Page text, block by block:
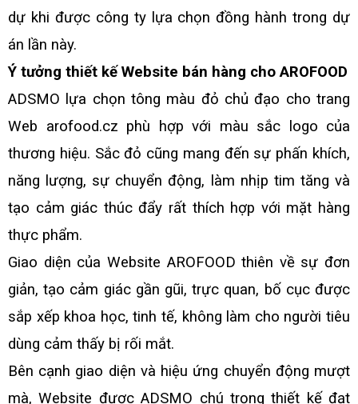
dự khi được công ty lựa chọn đồng hành trong dự
án lần này.
Ý tưởng thiết kế Website bán hàng cho AROFOOD
ADSMO lựa chọn tông màu đỏ chủ đạo cho trang
Web arofood.cz phù hợp với màu sắc logo của
thương hiệu. Sắc đỏ cũng mang đến sự phấn khích,
năng lượng, sự chuyển động, làm nhịp tim tăng và
tạo cảm giác thúc đẩy rất thích hợp với mặt hàng
thực phẩm.
Giao diện của Website AROFOOD thiên về sự đơn
giản, tạo cảm giác gần gũi, trực quan, bố cục được
sắp xếp khoa học, tinh tế, không làm cho người tiêu
dùng cảm thấy bị rối mắt.
Bên cạnh giao diện và hiệu ứng chuyển động mượt
mà, Website được ADSMO chú trọng thiết kế đạt